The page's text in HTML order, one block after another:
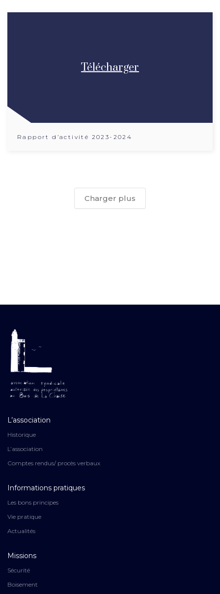
Télécharger
Rapport d’activité 2023-2024
Charger plus
L’association
Historique
L’association
Comptes rendus/ procès verbaux
Informations pratiques
Les bons principes
Vie pratique
Actualités
Missions
Sécurité
Boisement